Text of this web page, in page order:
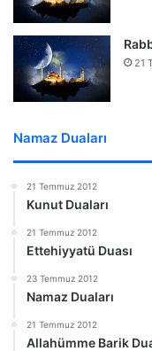
21
Namaz Duaları
21 Temmuz 2012
Kunut Duaları
21 Temmuz 2012
Ettehiyyatü Duası
23 Temmuz 2012
Namaz Duaları
21 Temmuz 2012
Allahümme Barik